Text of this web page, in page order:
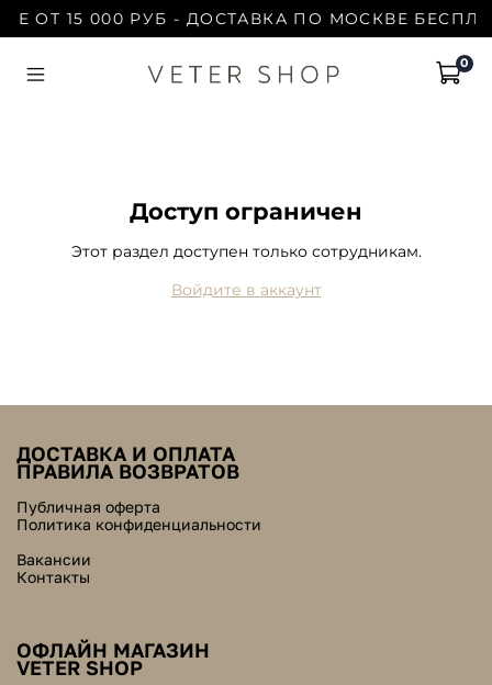
ОТ 15 000 РУБ - ДОСТАВКА ПО МОСКВЕ
0
Доступ ограничен
Этот раздел доступен только сотрудникам.
Войдите в аккаунт
ДОСТАВКА И ОПЛАТА
ПРАВИЛА ВОЗВРАТОВ
Публичная оферта
Политика конфиденциальности
Вакансии
Контакты
ОФЛАЙН МАГАЗИН
VETER SHOP